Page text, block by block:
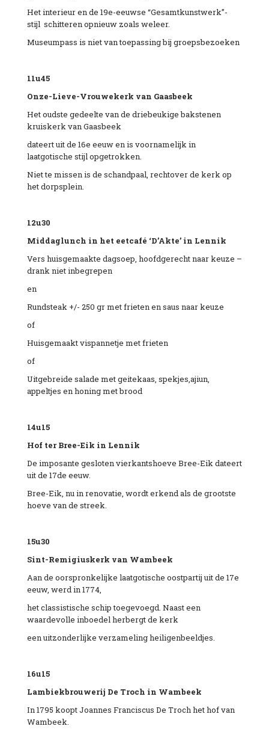
Het interieur en de 19e-eeuwse “Gesamtkunstwerk”-
stijl schitteren opnieuw zoals weleer.
Museumpass is niet van toepassing bij groepsbezoeken
11u45
Onze-Lieve-Vrouwekerk van Gaasbeek
Het oudste gedeelte van de driebeukige bakstenen
kruiskerk van Gaasbeek
dateert uit de 16e eeuw en is voornamelijk in
laatgotische stijl opgetrokken.
Niet te missen is de schandpaal, rechtover de kerk op
het dorpsplein.
12u30
Middaglunch in het eetcafé ‘D’Akte’ in Lennik
Vers huisgemaakte dagsoep, hoofdgerecht naar keuze –
drank niet inbegrepen
en
Rundsteak +/- 250 gr met frieten en saus naar keuze
of
Huisgemaakt vispannetje met frieten
of
Uitgebreide salade met geitekaas, spekjes,ajiun,
appeltjes en honing met brood
14u15
Hof ter Bree-Eik in Lennik
De imposante gesloten vierkantshoeve Bree-Eik dateert
uit de 17de eeuw.
Bree-Eik, nu in renovatie, wordt erkend als de grootste
hoeve van de streek.
15u30
Sint-Remigiuskerk van Wambeek
Aan de oorspronkelijke laatgotische oostpartij uit de 17e
eeuw, werd in 1774,
het classistische schip toegevoegd. Naast een
waardevolle inboedel herbergt de kerk
een uitzonderlijke verzameling heiligenbeeldjes.
16u15
Lambiekbrouwerij De Troch in Wambeek
In 1795 koopt Joannes Franciscus De Troch het hof van
Wambeek.